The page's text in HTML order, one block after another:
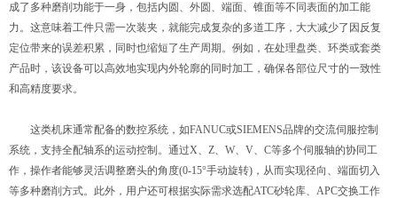
成了多种磨削功能于一身，包括内圆、外圆、端面、锥面等不同表面的加工能
力。这意味着工件只需一次装夹，就能完成复杂的多道工序，大大减少了因反复
定位带来的误差积累，同时也缩短了生产周期。例如，在处理盘类、环类或套类
产品时，该设备可以高效地实现内外轮廓的同时加工，确保各部位尺寸的一致性
和高精度要求。
这类机床通常配备的数控系统，如FANUC或SIEMENS品牌的交流伺服控制
系统，支持全配轴系的运动控制。通过X、Z、W、V、C等多个伺服轴的协同工
作，操作者能够灵活调整磨头的角度(0-15°手动旋转)，从而实现径向、端面切入
等多种磨削方式。此外，用户还可根据实际需求选配ATC砂轮库、APC交换工作